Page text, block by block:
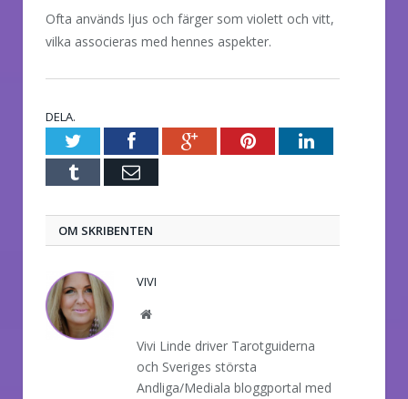
Ofta används ljus och färger som violett och vitt,
vilka associeras med hennes aspekter.
DELA.
TwitterFacebookGoogle+PinterestLinkedIn
Tumblr E-
OM SKRIBENTEN
VIVI
Website
Vivi Linde driver Tarotguiderna
och Sveriges största
Andliga/Mediala bloggportal med